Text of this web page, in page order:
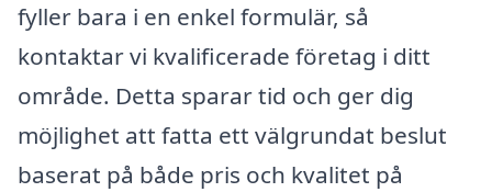
fyller bara i en enkel formulär, så
kontaktar vi kvalificerade företag i ditt
område. Detta sparar tid och ger dig
möjlighet att fatta ett välgrundat beslut
baserat på både pris och kvalitet på